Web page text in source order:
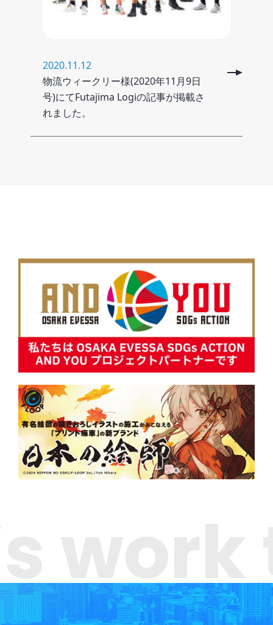
2020.11.12
物流ウィークリー様(2020年11月9日
号)にてFutajima Logiの記事が掲載さ
れました。